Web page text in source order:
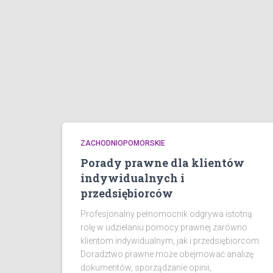
ZACHODNIOPOMORSKIE
Porady prawne dla klientów
indywidualnych i
przedsiębiorców
Profesjonalny pełnomocnik odgrywa istotną
rolę w udzielaniu pomocy prawnej zarówno
klientom indywidualnym, jak i przedsiębiorcom.
Doradztwo prawne może obejmować analizę
dokumentów, sporządzanie opinii,